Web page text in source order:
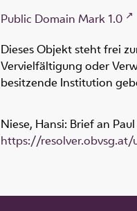
Public Domain Mark 1.0
Dieses Objekt steht frei
Vervielfältigung oder
besitzende Institution
Niese, Hansi: Brief an
https://resolver.obvsg.at/